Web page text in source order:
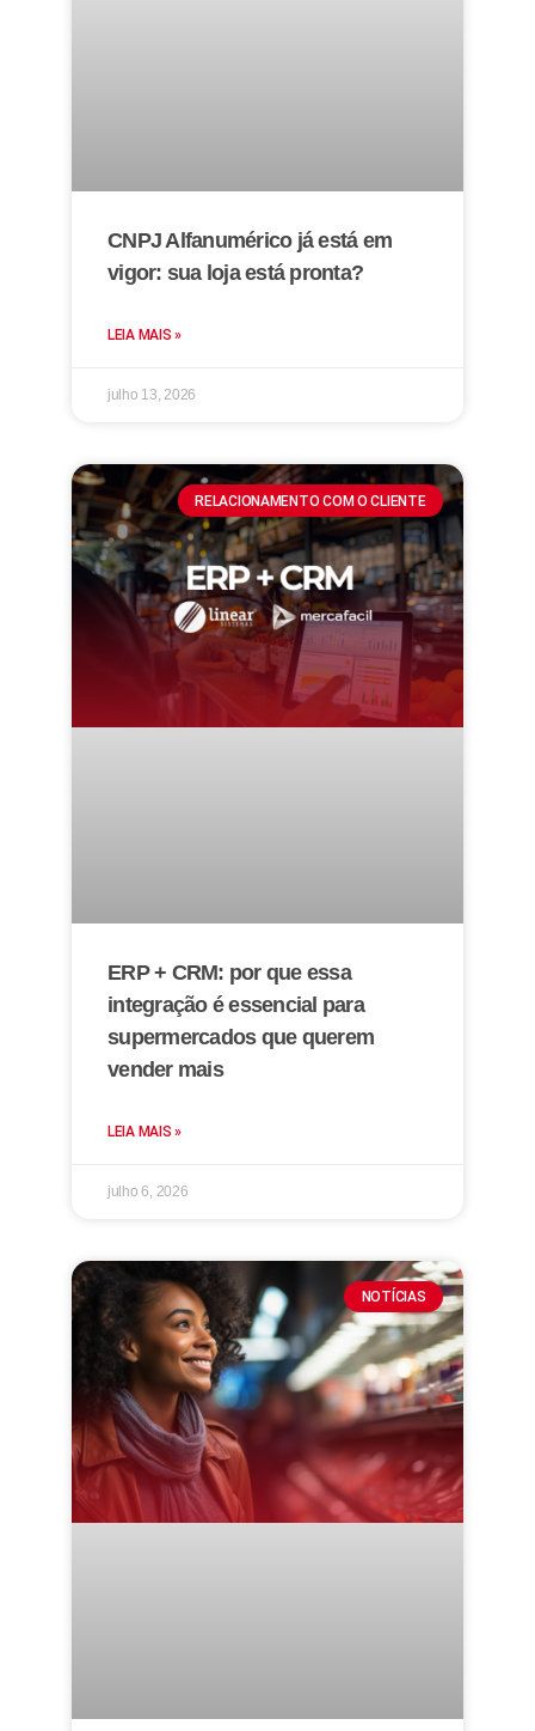
CNPJ Alfanumérico já está em
vigor: sua loja está pronta?
LEIA MAIS »
julho 13, 2026
RELACIONAMENTO COM O CLIENTE
ERP + CRM: por que essa
integração é essencial para
supermercados que querem
vender mais
LEIA MAIS »
julho 6, 2026
NOTÍCIAS